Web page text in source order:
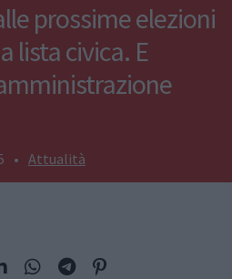
prossime elezioni
lista civica. E
• Attualità